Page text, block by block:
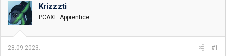
i
k
t
e
o
k
Krizzzti
PCAXE Apprentice
28.09.2023. #1